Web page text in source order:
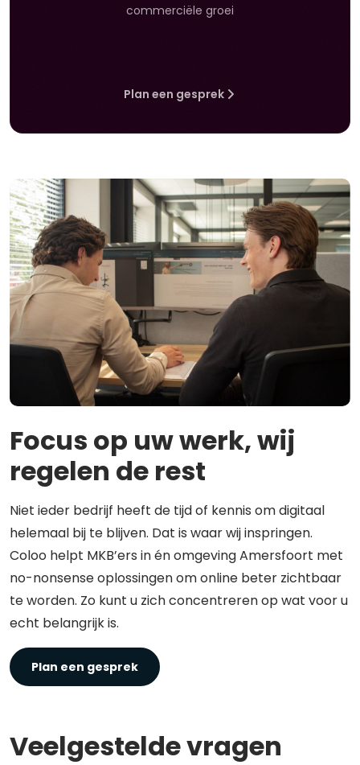
commerciële groei
Plan een gesprek
Focus op uw werk, wij
regelen de rest
Niet ieder bedrijf heeft de tijd of kennis om digitaal
helemaal bij te blijven. Dat is waar wij inspringen.
Coloo helpt MKB’ers in én omgeving Amersfoort met
no-nonsense oplossingen om online beter zichtbaar
te worden. Zo kunt u zich concentreren op wat voor u
echt belangrijk is.
Plan een gesprek
Veelgestelde vragen